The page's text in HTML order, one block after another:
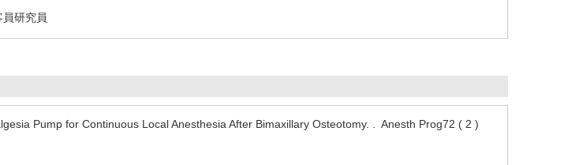
研究員
Pump for Continuous Local Anesthesia After Bimaxillary Osteotomy. . Anesth Prog72 ( 2 )